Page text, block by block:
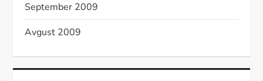
September 2009
Avgust 2009